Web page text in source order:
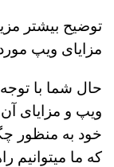
توضیح بیشتر
مزایای ویپ
حال شما با
ویپ و مزایای
خود به منظور
که ما میتوانیم